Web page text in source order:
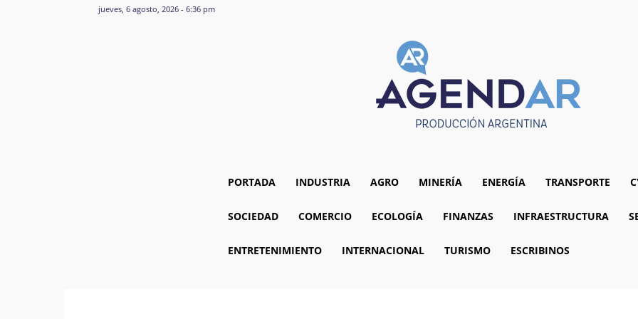
jueves, 6 agosto, 2026 - 6:36 pm
PORTADA INDUSTRIA AGRO MINERÍA ENERGÍA TRANSPORTE
SOCIEDAD COMERCIO ECOLOGÍA FINANZAS INFRAESTRUCTURA
ENTRETENIMIENTO INTERNACIONAL TURISMO ESCRIBINOS